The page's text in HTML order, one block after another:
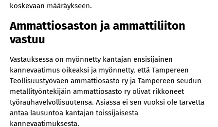
koskevaan määräykseen.
Ammattiosaston ja ammattiliiton
vastuu
Vastauksessa on myönnetty kantajan ensisijainen
kannevaatimus oikeaksi ja myönnetty, että Tampereen
Teollisuustyöväen ammattiosasto ry ja Tampereen seudun
metallityöntekijäin ammattiosasto ry olivat rikkoneet
työrauhavelvollisuutensa. Asiassa ei sen vuoksi ole tarvetta
antaa lausuntoa kantajan toissijaisesta
kannevaatimuksesta.